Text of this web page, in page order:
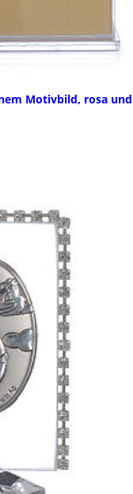
Motivbild, rosa